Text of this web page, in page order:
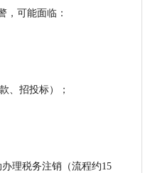
，可能面临：
、招投标）；
理税务注销（流程约15